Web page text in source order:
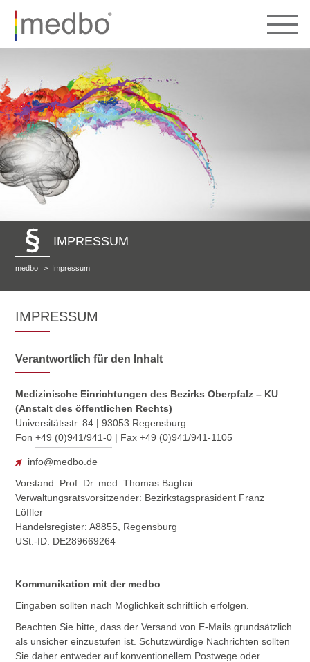
IMPRESSUM
medbo Impressum
IMPRESSUM
Verantwortlich für den Inhalt
Medizinische Einrichtungen des Bezirks Oberpfalz – KU
(Anstalt des öffentlichen Rechts)
Universitätsstr. 84 | 93053 Regensburg
Fon+49 (0)941/941-0 | Fax +49 (0)941/941-1105
info@medbo.de
Vorstand: Prof. Dr. med. Thomas Baghai
Verwaltungsratsvorsitzender: Bezirkstagspräsident Franz
Löffler
Handelsregister: A8855, Regensburg
USt.-ID: DE289669264
Kommunikation mit der medbo
Eingaben sollten nach Möglichkeit schriftlich erfolgen.
Beachten Sie bitte, dass der Versand von E-Mails grundsätzlich
als unsicher einzustufen ist. Schutzwürdige Nachrichten sollten
Sie daher entweder auf konventionellem Postwege oder